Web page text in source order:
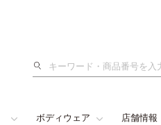
検
ボディウェア 店舗情報